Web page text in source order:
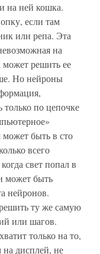
на ней кошка.
если там
или репа. Эта
на
может решить ее
Но нейроны
по цепочке
быть в сто
всего
свет попал в
может быть
нейронов.
ту же самую
или шагов.
только на то,
дисплей, не